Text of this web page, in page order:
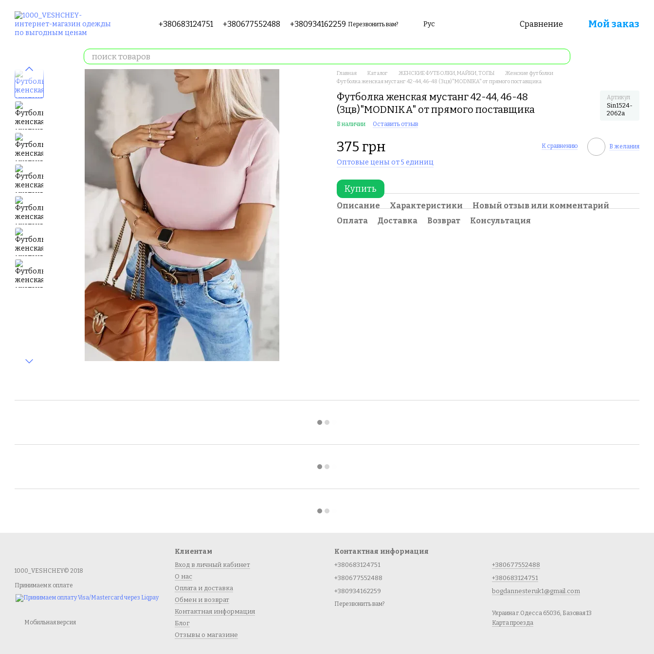
+380683124751 +380677552488 +380934162259 Перезвонить вам? Рус Сравнение Мой заказ
Главная Каталог ЖЕНСКИЕ ФУТБОЛКИ, МАЙКИ, ТОПЫ
Женские футболки
Футболка женская мустанг 42-44, 46-48 (3цв)"MODNIKA" от прямого поставщика
Футболка женская мустанг 42-44, 46-48
(3цв)"MODNIKA" от прямого поставщика
Артикул
Sin1524-
2062a
В наличии Оставить отзыв
375 грн К сравнению В желания
Оптовые цены от 5 единиц
Купить
Описание Характеристики
Новый отзыв или комментарий
Оплата
Доставка Возврат Консультация
1000_VESHCHEY© 2018
Принимаем к оплате
Мобильная версия
Клиентам
Вход в личный кабинет
О нас
Оплата и доставка
Обмен и возврат
Контактная информация
Блог
Отзывы о магазине
Контактная информация
+380683124751
+380677552488
+380934162259
Перезвонить вам?
+380677552488
+380683124751
bogdannesteruk1@gmail.com
Украина г.Одесса 65036, Базовая 13
Карта проезда